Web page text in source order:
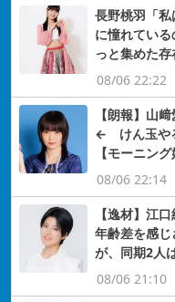
長野桃羽「
に憧れてい
っと集めた存
08/06 22:22
【朗報】山
← けん玉や
【モーニング
08/06 22:14
【逸材】江
年齢差を感
が、同期2人
08/06 21:10